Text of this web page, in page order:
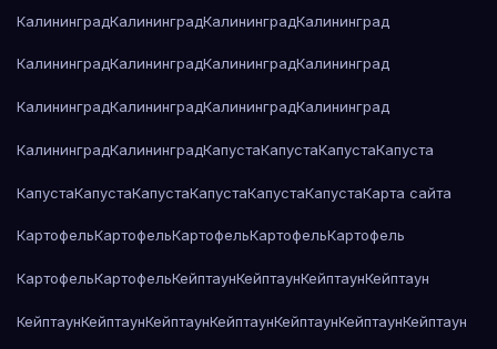
КалининградКалининградКалининградКалининград
КалининградКалининградКалининградКалининград
КалининградКалининградКалининградКалининград
КалининградКалининградКапустаКапустаКапустаКапуста
КапустаКапустаКапустаКапустаКапустаКапустаКарта сайта
КартофельКартофельКартофельКартофельКартофель
КартофельКартофельКейптаунКейптаунКейптаунКейптаун
КейптаунКейптаунКейптаунКейптаунКейптаунКейптаунКейптаун